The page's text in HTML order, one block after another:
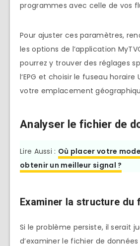
programmes avec celle de vos
Pour ajuster ces paramètres,
les options de l’application
pourrez y trouver des réglages
l‘EPG et choisir le fuseau horaire
votre emplacement
Analyser le fichier de
Lire Aussi : Où placer votre
obtenir un meilleur signal ?
Examiner la structure du
Si le problème persiste, il serait
d’examiner le fichier de